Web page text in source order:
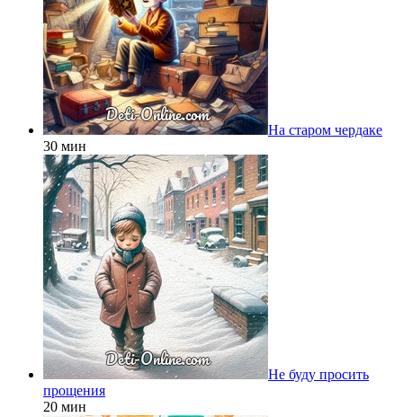
На старом чердаке
30 мин
Не буду просить
прощения
20 мин